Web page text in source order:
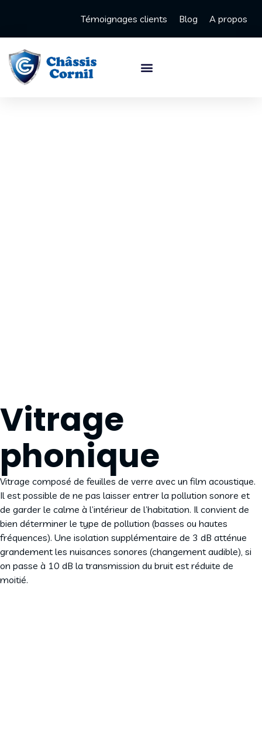
Témoignages clients Blog A propos
Vitrage
phonique
Vitrage composé de feuilles de verre avec un film acoustique.
Il est possible de ne pas laisser entrer la pollution sonore et
de garder le calme à l’intérieur de l’habitation. Il convient de
bien déterminer le type de pollution (basses ou hautes
fréquences). Une isolation supplémentaire de 3 dB atténue
grandement les nuisances sonores (changement audible), si
on passe à 10 dB la transmission du bruit est réduite de
moitié.